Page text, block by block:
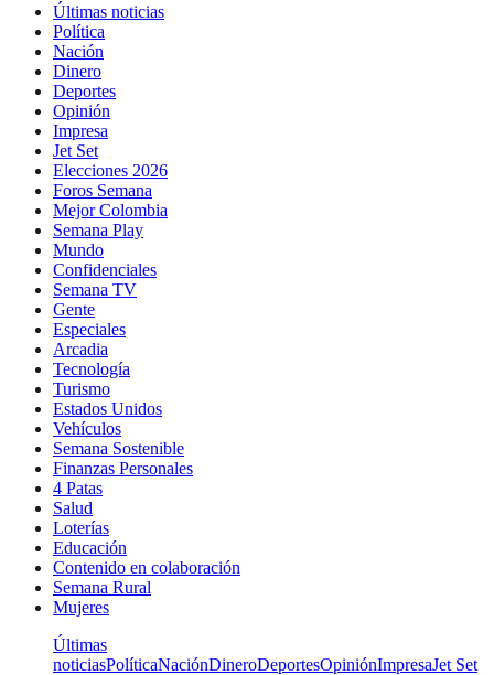
Últimas noticias
Política
Nación
Dinero
Deportes
Opinión
Impresa
Jet Set
Elecciones 2026
Foros Semana
Mejor Colombia
Semana Play
Mundo
Confidenciales
Semana TV
Gente
Especiales
Arcadia
Tecnología
Turismo
Estados Unidos
Vehículos
Semana Sostenible
Finanzas Personales
4 Patas
Salud
Loterías
Educación
Contenido en colaboración
Semana Rural
Mujeres
Últimas
noticiasPolíticaNaciónDineroDeportesOpiniónImpresaJet Set